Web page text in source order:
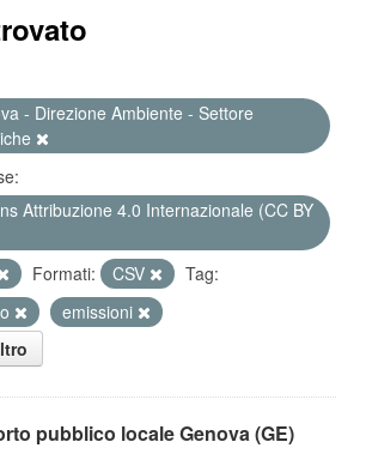
- Direzione Ambiente - Settore
Attribuzione 4.0 Internazionale (CC BY
Formati: CSV
Tag:
emissioni
pubblico locale Genova (GE)